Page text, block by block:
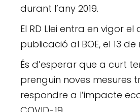
durant l’any 2019.
El RD Llei entra en vigor
publicació al BOE, el 13
És d’esperar que a curt
prenguin noves mesures
respondre a l’impacte